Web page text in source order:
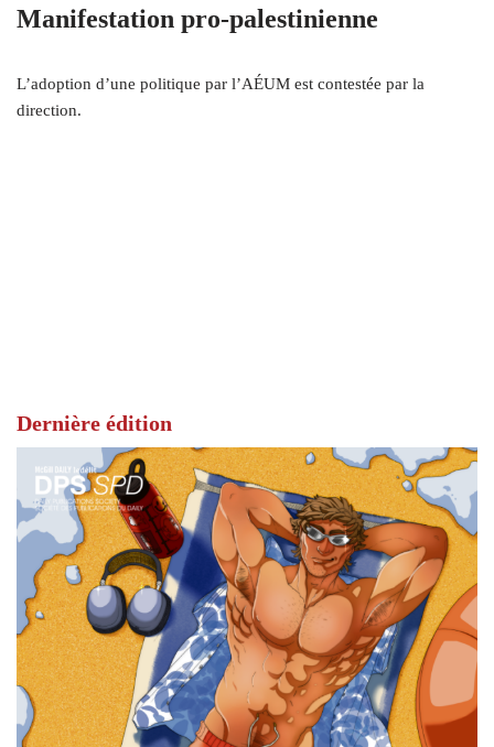
Manifestation pro-palestinienne
L’adoption d’une politique par l’AÉUM est contestée par la
direction.
Dernière édition